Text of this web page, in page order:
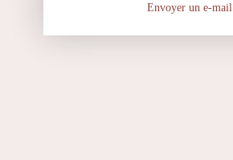
Envoyer un e-mail